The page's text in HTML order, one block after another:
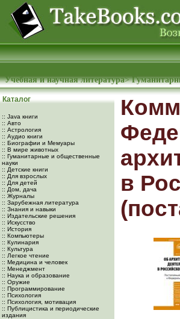
Учебная и научная литература>
Каталог
:: Java книги
:: Авто
:: Астрология
:: Аудио книги
:: Биографии и Мемуары
:: В мире животных
:: Гуманитарные и общественные
науки
:: Детские книги
:: Для взрослых
:: Для детей
:: Дом, дача
:: Журналы
:: Зарубежная литература
:: Знания и навыки
:: Издательские решения
:: Искусство
:: История
:: Компьютеры
:: Кулинария
:: Культура
:: Легкое чтение
:: Медицина и человек
:: Менеджмент
:: Наука и образование
:: Оружие
:: Программирование
:: Психология
:: Психология, мотивация
:: Публицистика и периодические
издания
в